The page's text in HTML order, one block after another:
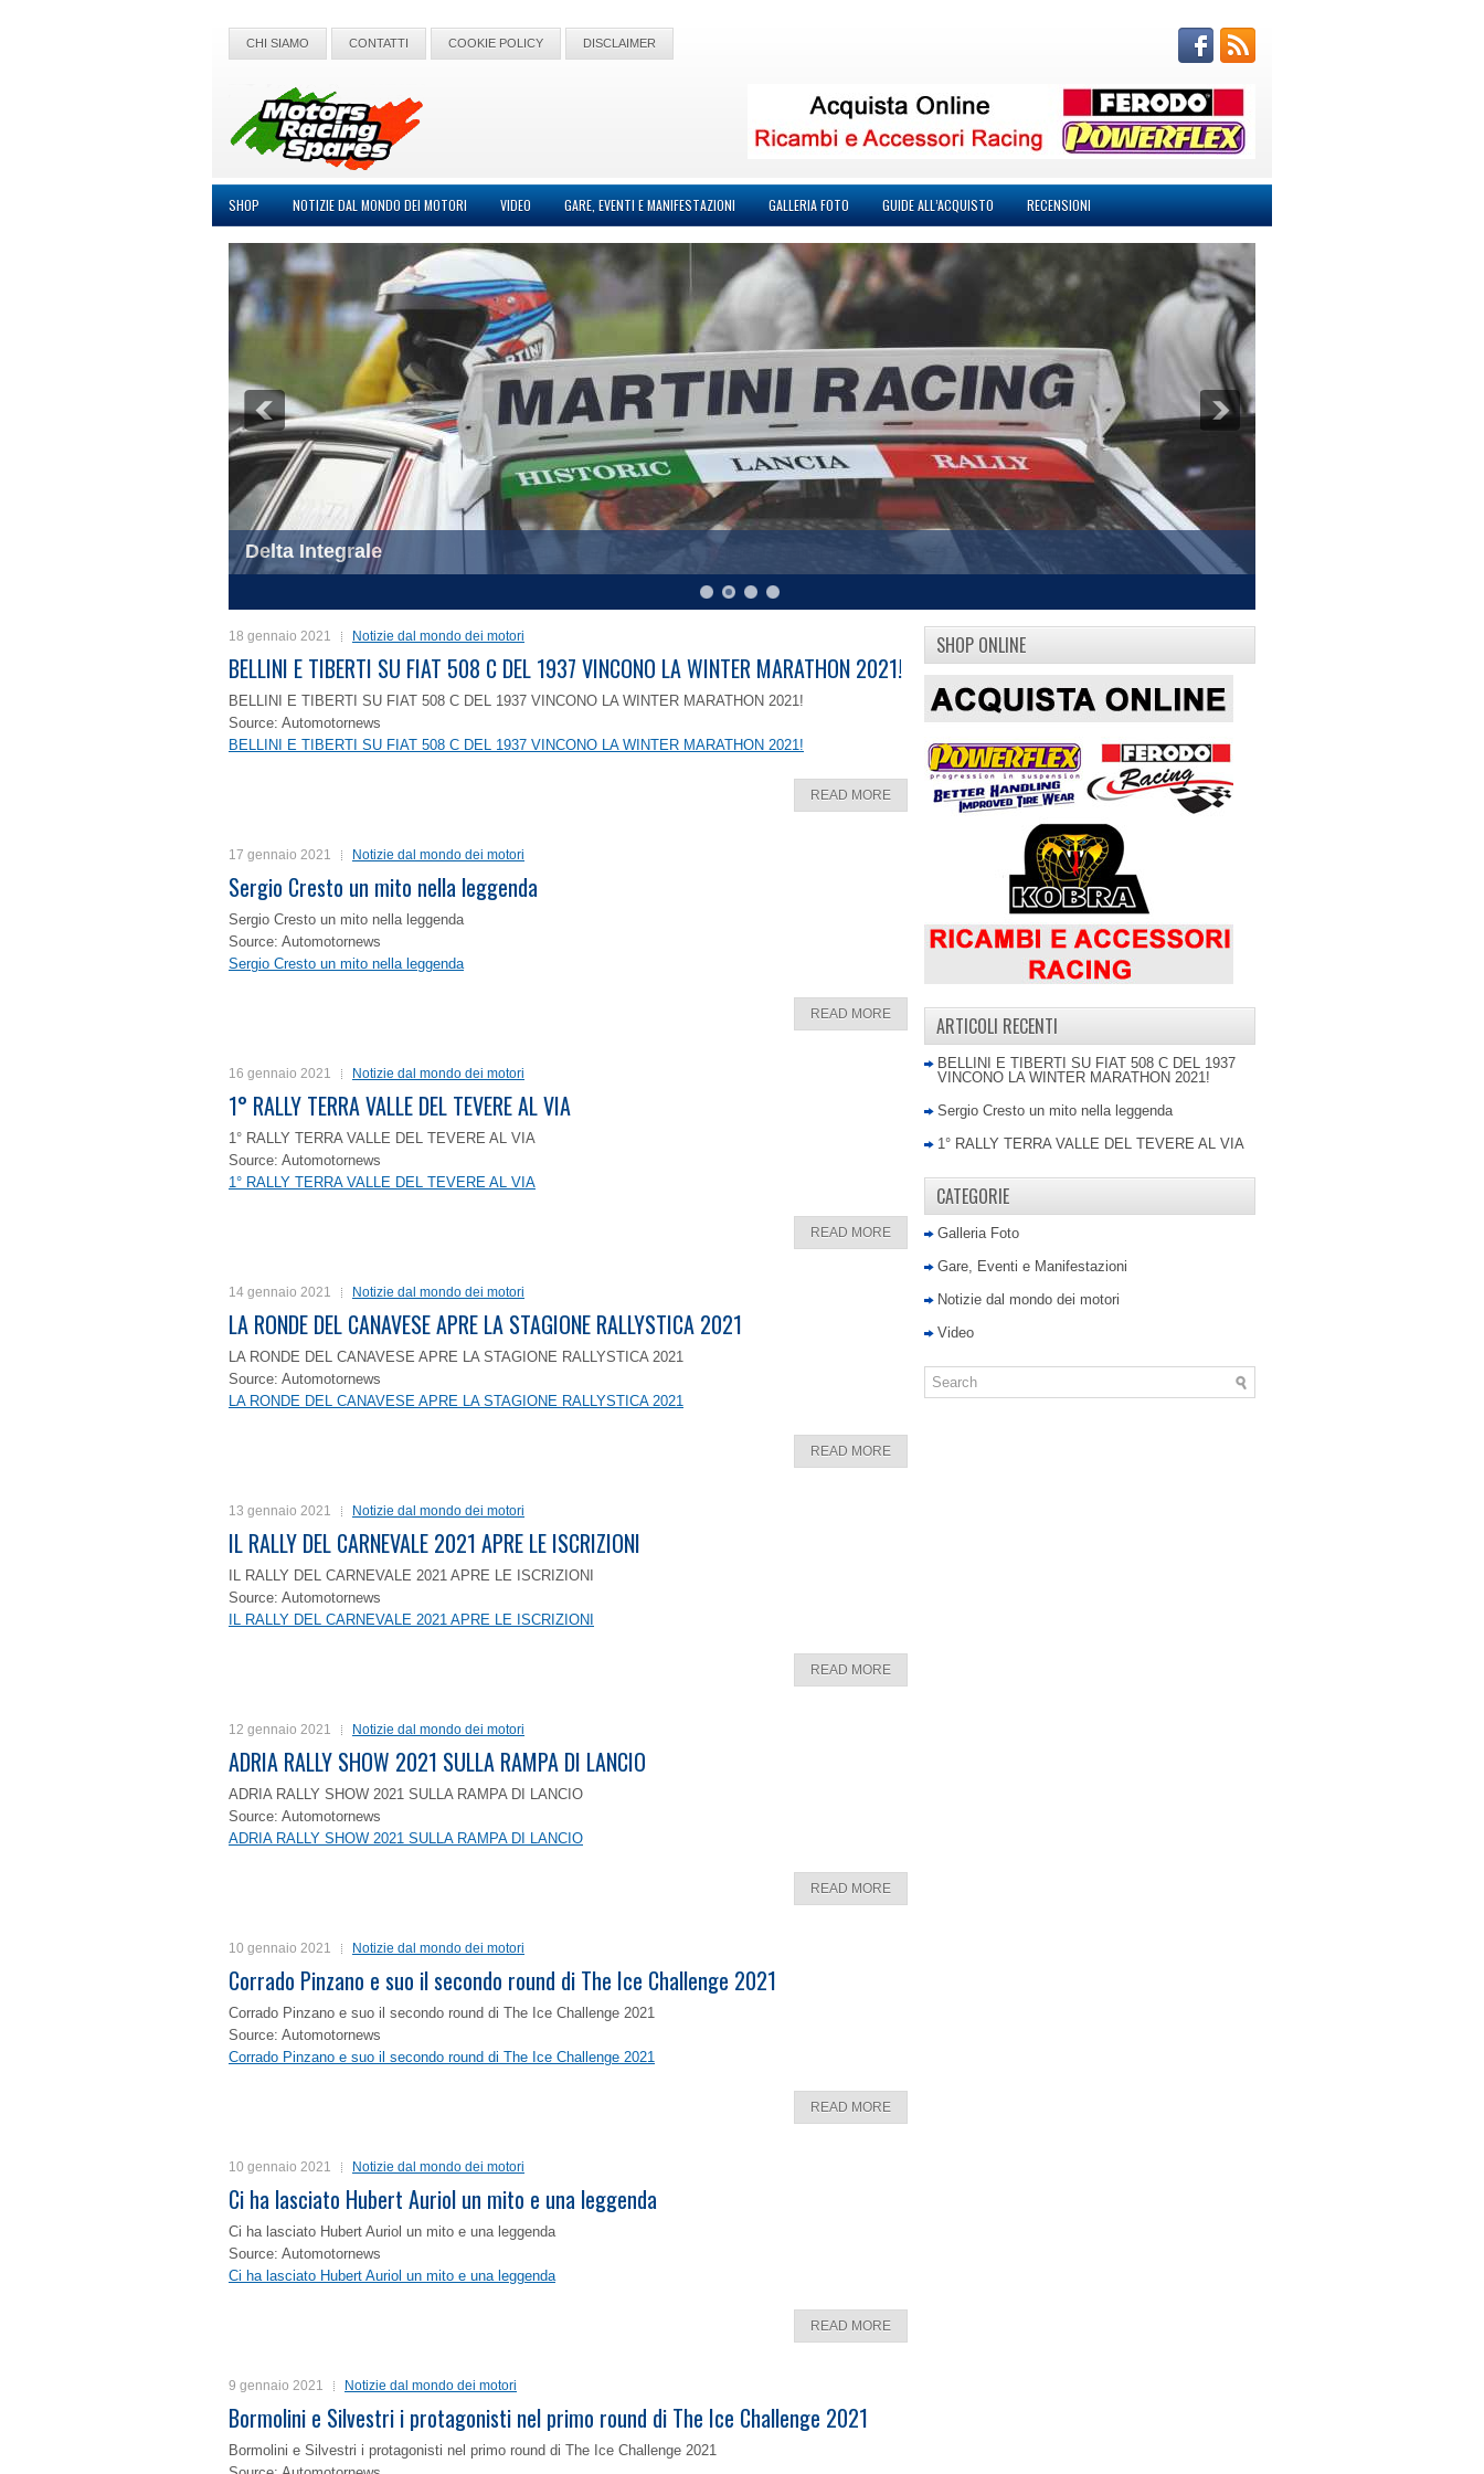
CHI SIAMO CONTATTI COOKIE POLICY DISCLAIMER
SHOP NOTIZIE DAL MONDO DEI MOTORI VIDEO GARE, EVENTI E MANIFESTAZIONI GALLERIA FOTO GUIDE ALL’ACQUISTO RECENSIONI
Delta Integrale
18 gennaio 2021 Notizie dal mondo dei motori
BELLINI E TIBERTI SU FIAT 508 C DEL 1937 VINCONO LA WINTER MARATHON 2021!
BELLINI E TIBERTI SU FIAT 508 C DEL 1937 VINCONO LA WINTER MARATHON 2021!
Source: Automotornews
BELLINI E TIBERTI SU FIAT 508 C DEL 1937 VINCONO LA WINTER MARATHON 2021!
READ MORE
17 gennaio 2021 Notizie dal mondo dei motori
Sergio Cresto un mito nella leggenda
Sergio Cresto un mito nella leggenda
Source: Automotornews
Sergio Cresto un mito nella leggenda
READ MORE
16 gennaio 2021 Notizie dal mondo dei motori
1° RALLY TERRA VALLE DEL TEVERE AL VIA
1° RALLY TERRA VALLE DEL TEVERE AL VIA
Source: Automotornews
1° RALLY TERRA VALLE DEL TEVERE AL VIA
READ MORE
14 gennaio 2021 Notizie dal mondo dei motori
LA RONDE DEL CANAVESE APRE LA STAGIONE RALLYSTICA 2021
LA RONDE DEL CANAVESE APRE LA STAGIONE RALLYSTICA 2021
Source: Automotornews
LA RONDE DEL CANAVESE APRE LA STAGIONE RALLYSTICA 2021
READ MORE
13 gennaio 2021 Notizie dal mondo dei motori
IL RALLY DEL CARNEVALE 2021 APRE LE ISCRIZIONI
IL RALLY DEL CARNEVALE 2021 APRE LE ISCRIZIONI
Source: Automotornews
IL RALLY DEL CARNEVALE 2021 APRE LE ISCRIZIONI
READ MORE
12 gennaio 2021 Notizie dal mondo dei motori
ADRIA RALLY SHOW 2021 SULLA RAMPA DI LANCIO
ADRIA RALLY SHOW 2021 SULLA RAMPA DI LANCIO
Source: Automotornews
ADRIA RALLY SHOW 2021 SULLA RAMPA DI LANCIO
READ MORE
10 gennaio 2021 Notizie dal mondo dei motori
Corrado Pinzano e suo il secondo round di The Ice Challenge 2021
Corrado Pinzano e suo il secondo round di The Ice Challenge 2021
Source: Automotornews
Corrado Pinzano e suo il secondo round di The Ice Challenge 2021
READ MORE
10 gennaio 2021 Notizie dal mondo dei motori
Ci ha lasciato Hubert Auriol un mito e una leggenda
Ci ha lasciato Hubert Auriol un mito e una leggenda
Source: Automotornews
Ci ha lasciato Hubert Auriol un mito e una leggenda
READ MORE
9 gennaio 2021 Notizie dal mondo dei motori
Bormolini e Silvestri i protagonisti nel primo round di The Ice Challenge 2021
Bormolini e Silvestri i protagonisti nel primo round di The Ice Challenge 2021
SHOP ONLINE
ARTICOLI RECENTI
BELLINI E TIBERTI SU FIAT 508 C DEL 1937
VINCONO LA WINTER MARATHON 2021!
Sergio Cresto un mito nella leggenda
1° RALLY TERRA VALLE DEL TEVERE AL VIA
CATEGORIE
Galleria Foto
Gare, Eventi e Manifestazioni
Notizie dal mondo dei motori
Video